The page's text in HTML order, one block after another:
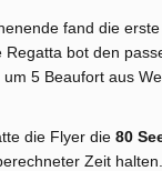
fand die
Regatta bot den
um 5 Beaufort aus
die Flyer die 80
Zeit